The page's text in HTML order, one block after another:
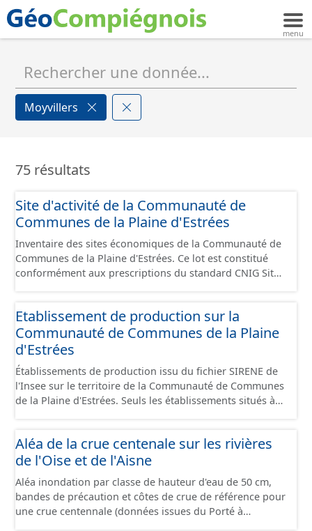
Moyvillers
75 résultats
Site d'activité de la Communauté de
Communes de la Plaine d'Estrées
Inventaire des sites économiques de la Communauté de
Communes de la Plaine d'Estrées. Ce lot est constitué
conformément aux prescriptions du standard CNIG Sites
Etablissement de production sur la
Communauté de Communes de la Plaine
d'Estrées
Établissements de production issu du fichier SIRENE de
l'Insee sur le territoire de la Communauté de Communes
de la Plaine d'Estrées. Seuls les établissements situés à
conformément aux prescriptions du standard CNIG Sites
Économiques. Ce lot ne contient pas la référence aux
delà des prescriptions du CNIG se limitant aux SCI.
Aléa de la crue centenale sur les rivières
de l'Oise et de l'Aisne
Aléa inondation par classe de hauteur d'eau de 50 cm,
bandes de précaution et côtes de crue de référence pour
une crue centennale (données issues du Porté à